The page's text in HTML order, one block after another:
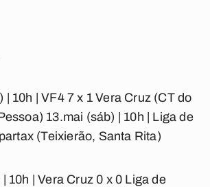
| 10h |VF4 7 x 1 Vera Cruz (CT do
13.mai (sáb) | 10h |
Liga de
(Teixierão, Santa Rita)
| 10h |Vera Cruz 0 x 0 Liga de